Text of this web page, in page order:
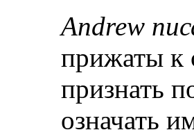
Andrew
прижаты к
признать
означать